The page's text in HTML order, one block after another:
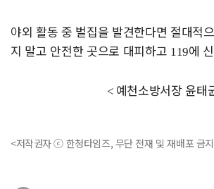
야외 활동 중 벌집을 발견한다면 절대적
지 말고 안전한 곳으로 대피하고 119에
< 예천소방서장 윤태
<저작권자 ⓒ 한청타임즈, 무단 전재 및 재배포 금